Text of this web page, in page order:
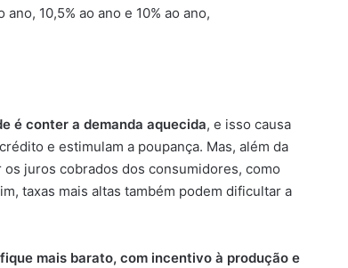
10,5% ao ano e 10% ao ano,
é conter a demanda aquecida, e isso causa
e estimulam a poupança. Mas, além da
juros cobrados dos consumidores, como
taxas mais altas também podem dificultar a
mais barato, com incentivo à produção e